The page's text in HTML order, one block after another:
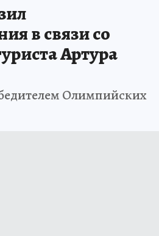
в связи со
Артура
Олимпийских